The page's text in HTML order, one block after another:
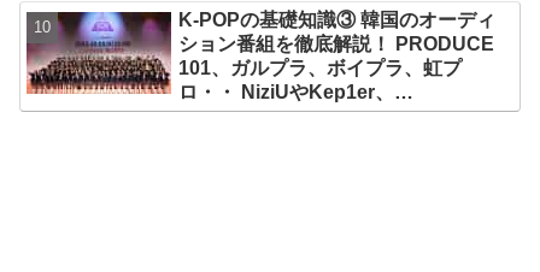
K-POPの基礎知識③ 韓国のオーディ
ション番組を徹底解説！ PRODUCE
101、ガルプラ、ボイプラ、虹プ
ロ・・ NiziUやKep1er、
ZEROBASEONEら人気グループが